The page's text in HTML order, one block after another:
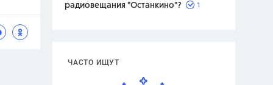
радиовещания "Останкино"?
1
ЧАСТО ИЩУТ